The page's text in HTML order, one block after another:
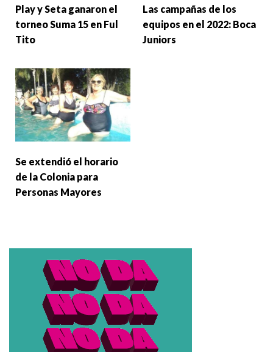
Play y Seta ganaron el
torneo Suma 15 en Ful
Tito
Las campañas de los
equipos en el 2022: Boca
Juniors
Se extendió el horario
de la Colonia para
Personas Mayores